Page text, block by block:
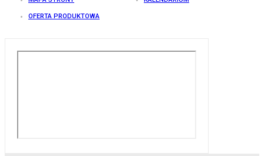
OFERTA PRODUKTOWA